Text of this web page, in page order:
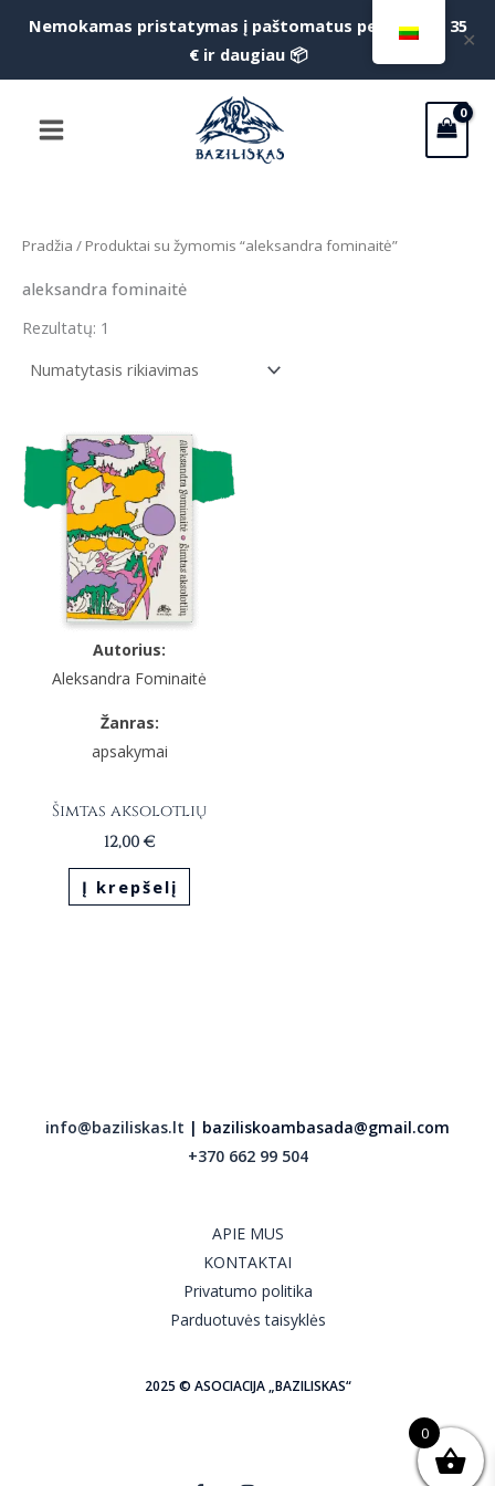
Nemokamas pristatymas į paštomatus perkant už 35
€ ir daugiau 📦
✕
Menu
Pradžia / Produktai su žymomis “aleksandra fominaitė”
aleksandra fominaitė
Rezultatų: 1
Autorius:
Aleksandra Fominaitė
Žanras:
apsakymai
Šimtas aksolotlių
12,00 €
Į krepšelį
info@baziliskas.lt | baziliskoambasada@gmail.com
+370 662 99 504
APIE MUS
KONTAKTAI
Privatumo politika
Parduotuvės taisyklės
2025 © ASOCIACIJA „BAZILISKAS“
0